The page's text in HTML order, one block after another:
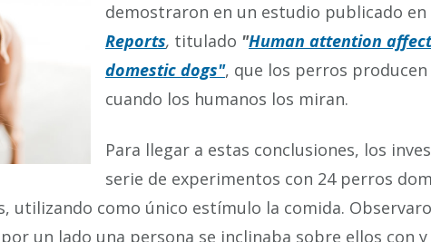
demostraron en un estudio publicado en
Reports, titulado "Human attention
domestic dogs", que los perros
cuando los humanos los miran.
Para llegar a estas conclusiones, los
serie de experimentos con 24 perros
utilizando como único estímulo la comida.
un lado una persona se inclinaba sobre ellos con